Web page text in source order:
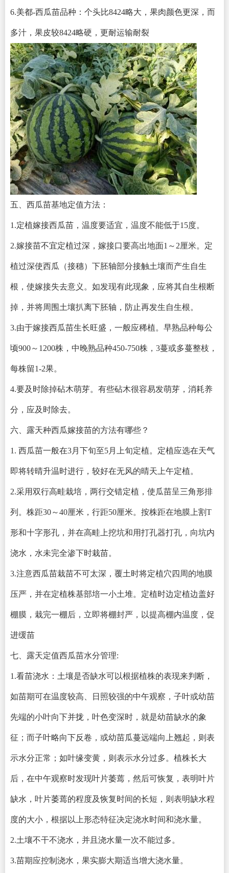
6.美都-西瓜苗品种：个头比8424略大，果肉颜色更深，而
多汁，果皮较8424略硬，更耐运输耐裂
五、西瓜苗基地定值方法：
1.定植嫁接西瓜苗，温度要适宜，温度不能低于15度。
2.嫁接苗不宜定植过深，嫁接口要高出地面1～2厘米。定
植过深使西瓜（接穗）下胚轴部分接触土壤而产生自生
根，使嫁接失去意义。如发现有此现象，应将其自生根断
掉，并将周围土壤扒离下胚轴，防止再发生自生根。
3.由于嫁接西瓜苗生长旺盛，一般应稀植。早熟品种每公
顷900～1200株，中晚熟品种450-750株，3蔓或多蔓整枝，
每株留1-2果。
4.要及时除掉砧木萌芽。有些砧木很容易发萌芽，消耗养
分，应及时除去。
六、露天种西瓜嫁接苗的方法有哪些？
1. 西瓜苗一般在3月下旬至5月上旬定植。定植应选在天气
即将转晴升温时进行，较好在无风的晴天上午定植。
2.采用双行高畦栽培，两行交错定植，使瓜苗呈三角形排
列。株距30～40厘米，行距50厘米。按株距在地膜上割T
形和十字形孔，并在高畦上挖坑和用打孔器打孔，向坑内
浇水，水未完全渗下时栽苗。
3.注意西瓜苗栽苗不可太深，覆土时将定植穴四周的地膜
压严，并在定植株基部培一小土堆。定植时边定植边盖好
棚膜，栽完一棚后，立即将棚封严，以提高棚内温度，促
进缓苗
七、露天定值西瓜苗水分管理:
1.看苗浇水：土壤是否缺水可以根据植株的表现来判断，
如苗期可在温度较高、日照较强的中午观察，子叶或幼苗
先端的小叶向下并拢，叶色变深时，就是幼苗缺水的象
征；而子叶略向下反卷，或幼苗瓜蔓远端向上翘起，则表
示水分正常；如叶缘变黄，则表示水分过多。植株长大
后，在中午观察时发现叶片萎蔫，然后可恢复，表明叶片
缺水，叶片萎蔫的程度及恢复时间的长短，则表明缺水程
度的大小，根据以上形态特征决定浇水时间和浇水量。
2.土壤不干不浇水，并且浇水量一次不能过多。
3.苗期应控制浇水，果实膨大期适当增大浇水量。